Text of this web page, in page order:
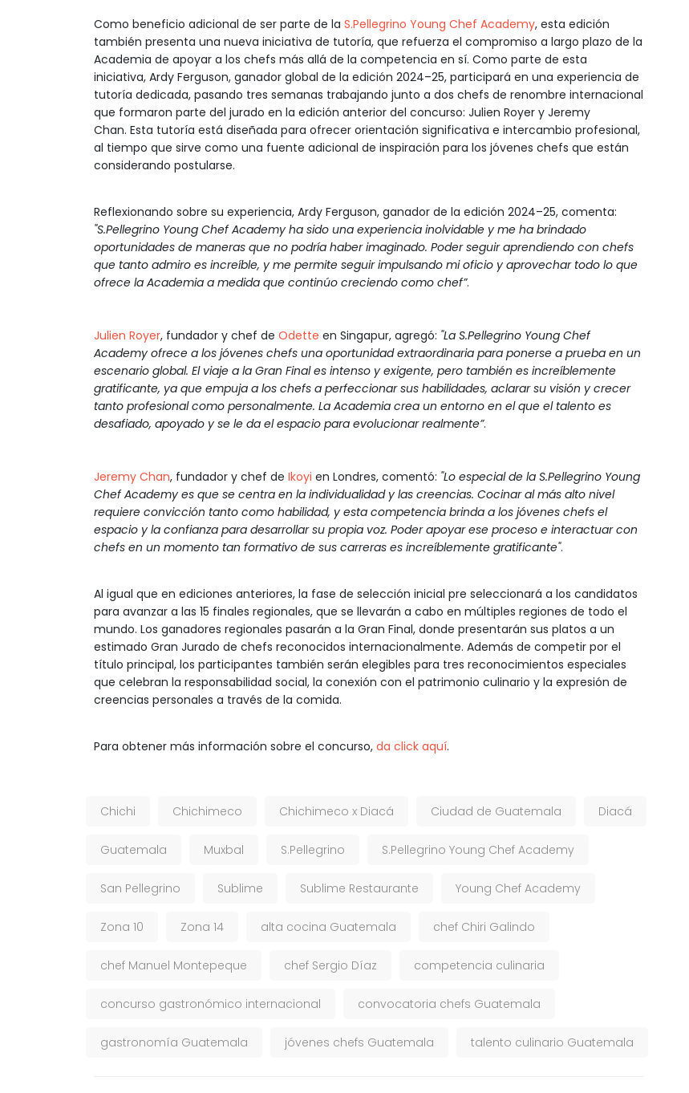
Como beneficio adicional de ser parte de la S.Pellegrino Young Chef Academy, esta edición
también presenta una nueva iniciativa de tutoría, que refuerza el compromiso a largo plazo de la
Academia de apoyar a los chefs más allá de la competencia en sí. Como parte de esta
iniciativa, Ardy Ferguson, ganador global de la edición 2024–25, participará en una experiencia de
tutoría dedicada, pasando tres semanas trabajando junto a dos chefs de renombre internacional
que formaron parte del jurado en la edición anterior del concurso: Julien Royer y Jeremy
Chan. Esta tutoría está diseñada para ofrecer orientación significativa e intercambio profesional,
al tiempo que sirve como una fuente adicional de inspiración para los jóvenes chefs que están
considerando postularse.
Reflexionando sobre su experiencia, Ardy Ferguson, ganador de la edición 2024–25, comenta:
"S.Pellegrino Young Chef Academy ha sido una experiencia inolvidable y me ha brindado
oportunidades de maneras que no podría haber imaginado. Poder seguir aprendiendo con chefs
que tanto admiro es increíble, y me permite seguir impulsando mi oficio y aprovechar todo lo que
ofrece la Academia a medida que continúo creciendo como chef”.
Julien Royer, fundador y chef de Odette en Singapur, agregó: "La S.Pellegrino Young Chef
Academy ofrece a los jóvenes chefs una oportunidad extraordinaria para ponerse a prueba en un
escenario global. El viaje a la Gran Final es intenso y exigente, pero también es increíblemente
gratificante, ya que empuja a los chefs a perfeccionar sus habilidades, aclarar su visión y crecer
tanto profesional como personalmente. La Academia crea un entorno en el que el talento es
desafiado, apoyado y se le da el espacio para evolucionar realmente”.
Jeremy Chan, fundador y chef de Ikoyi en Londres, comentó: "Lo especial de la S.Pellegrino Young
Chef Academy es que se centra en la individualidad y las creencias. Cocinar al más alto nivel
requiere convicción tanto como habilidad, y esta competencia brinda a los jóvenes chefs el
espacio y la confianza para desarrollar su propia voz. Poder apoyar ese proceso e interactuar con
chefs en un momento tan formativo de sus carreras es increíblemente gratificante".
Al igual que en ediciones anteriores, la fase de selección inicial pre seleccionará a los candidatos
para avanzar a las 15 finales regionales, que se llevarán a cabo en múltiples regiones de todo el
mundo. Los ganadores regionales pasarán a la Gran Final, donde presentarán sus platos a un
estimado Gran Jurado de chefs reconocidos internacionalmente. Además de competir por el
título principal, los participantes también serán elegibles para tres reconocimientos especiales
que celebran la responsabilidad social, la conexión con el patrimonio culinario y la expresión de
creencias personales a través de la comida.
Para obtener más información sobre el concurso, da click aquí.
Chichi Chichimeco Chichimeco x Diacá Ciudad de Guatemala Diacá
Guatemala Muxbal S.Pellegrino S.Pellegrino Young Chef Academy
San Pellegrino Sublime Sublime Restaurante Young Chef Academy
Zona 10 Zona 14 alta cocina Guatemala chef Chiri Galindo
chef Manuel Montepeque chef Sergio Díaz competencia culinaria
concurso gastronómico internacional convocatoria chefs Guatemala
gastronomía Guatemala jóvenes chefs Guatemala talento culinario Guatemala